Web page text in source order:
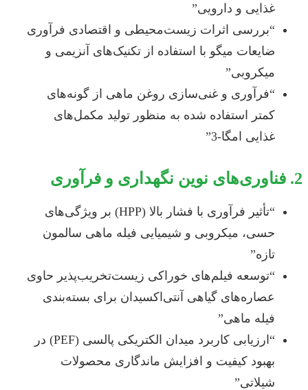
غذایی و دارویی”
“بررسی اثرات زیست‌محیطی و اقتصادی فرآوری
ضایعات میگو با استفاده از تکنیک‌های آنزیمی و
میکروبی”
“فرآوری و غنی‌سازی روغن ماهی از گونه‌های
کمتر استفاده شده به منظور تولید مکمل‌های
غذایی امگا-3”
2. فناوری‌های نوین نگهداری و فرآوری
“تأثیر فرآوری با فشار بالا (HPP) بر ویژگی‌های
حسی، میکروبی و شیمیایی فیله ماهی سالمون
تازه”
“توسعه فیلم‌های خوراکی زیست‌تخریب‌پذیر حاوی
عصاره‌های گیاهی آنتی‌اکسیدان برای بسته‌بندی
فیله ماهی”
“ارزیابی کاربرد میدان الکتریکی پالسی (PEF) در
بهبود کیفیت و افزایش ماندگاری محصولات
شیلاتی”